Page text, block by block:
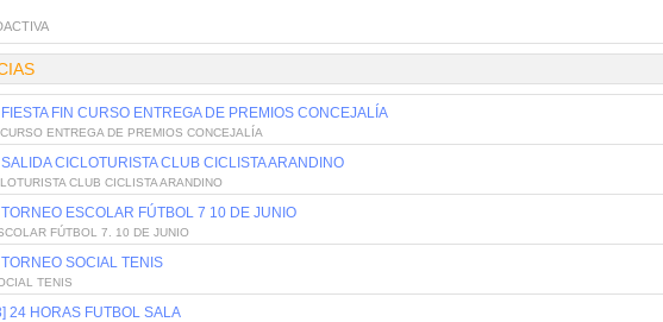
FIN CURSO ENTREGA DE PREMIOS CONCEJALÍA
ENTREGA DE PREMIOS CONCEJALÍA
CICLOTURISTA CLUB CICLISTA ARANDINO
CLUB CICLISTA ARANDINO
ESCOLAR FÚTBOL 7 10 DE JUNIO
FÚTBOL 7. 10 DE JUNIO
SOCIAL TENIS
TENIS
24 HORAS FUTBOL SALA